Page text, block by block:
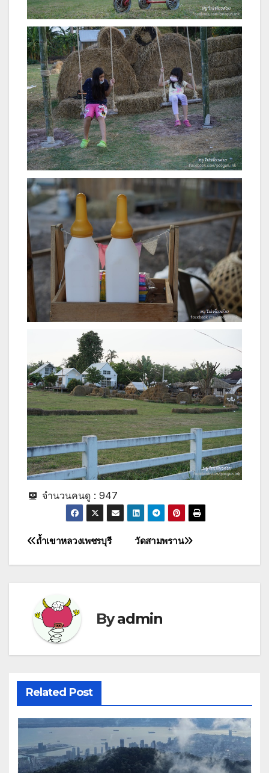
จำนวนคนดู : 947
Post
navigation
วัดสามพราน
ถ้ำเขาหลวงเพชรบุรี
Byadmin
Related Post